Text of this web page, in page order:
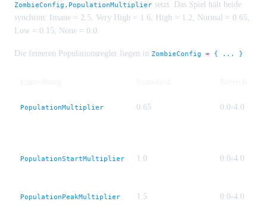
ZombieConfig.PopulationMultiplier setzt. Das Spiel hält beide
synchron: Insane = 2.5, Very High = 1.6, High = 1.2, Normal = 0.65,
Low = 0.15, None = 0.0.
Die feineren Populationsregler liegen in ZombieConfig = { ... }:
PopulationMultiplier 0.65 0.0-4.0
PopulationStartMultiplier 1.0 0.0-4.0
PopulationPeakMultiplier 1.5 0.0-4.0